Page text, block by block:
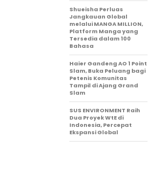
Shueisha Perluas
Jangkauan Global
melalui MANGA MILLION,
Platform Manga yang
Tersedia dalam 100
Bahasa
Haier Gandeng AO 1 Point
Slam, Buka Peluang bagi
Petenis Komunitas
Tampil di Ajang Grand
Slam
SUS ENVIRONMENT Raih
Dua Proyek WtE di
Indonesia, Percepat
Ekspansi Global